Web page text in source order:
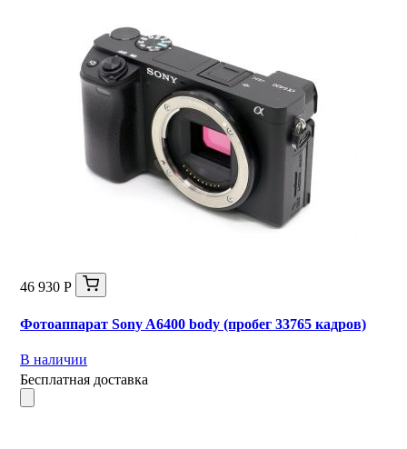
46 930 Р
Фотоаппарат Sony A6400 body (пробег 33765 кадров)
В наличии
Бесплатная доставка